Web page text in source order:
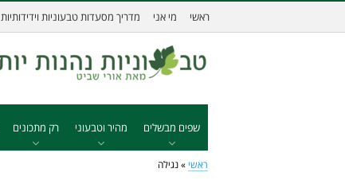
ראשי מי אני מדריך מסעדות טבעוניות וידידותיות
שפים מבשלים מהיר וטבעוני רק מתכונים
ראשי » נגילה